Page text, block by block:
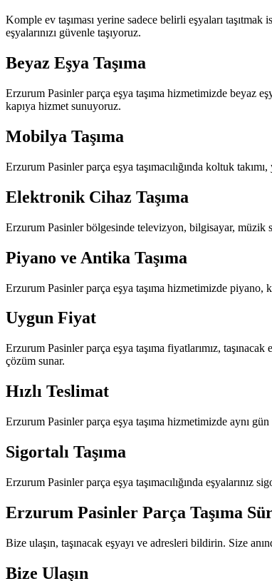
Komple ev taşıması yerine sadece belirli eşyaları
eşyalarınızı güvenle taşıyoruz.
Beyaz Eşya Taşıma
Erzurum Pasinler parça eşya taşıma hizmetimizde beyaz
kapıya hizmet sunuyoruz.
Mobilya Taşıma
Erzurum Pasinler parça eşya taşımacılığında koltuk
Elektronik Cihaz Taşıma
Erzurum Pasinler bölgesinde televizyon, bilgisayar, müzik
Piyano ve Antika Taşıma
Erzurum Pasinler parça eşya taşıma hizmetimizde
Uygun Fiyat
Erzurum Pasinler parça eşya taşıma fiyatlarımız,
çözüm sunar.
Hızlı Teslimat
Erzurum Pasinler parça eşya taşıma hizmetimizde aynı
Sigortalı Taşıma
Erzurum Pasinler parça eşya taşımacılığında eşyalarınız
Erzurum Pasinler Parça Taşıma
Bize ulaşın, taşınacak eşyayı ve adresleri bildirin. Size
Bize Ulaşın